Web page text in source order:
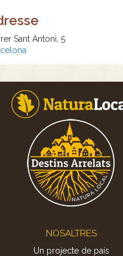
Sant Antoni, 5
NOSALTRES
Un projecte de país